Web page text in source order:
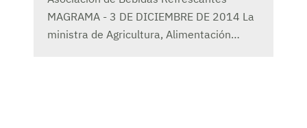
MAGRAMA - 3 DE DICIEMBRE DE 2014 La
ministra de Agricultura, Alimentación…